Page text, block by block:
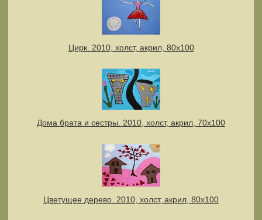
Цирк. 2010, холст, акрил, 80х100
Дома брата и сестры. 2010, холст, акрил, 70х100
Цветущее дерево. 2010, холст, акрил, 80х100